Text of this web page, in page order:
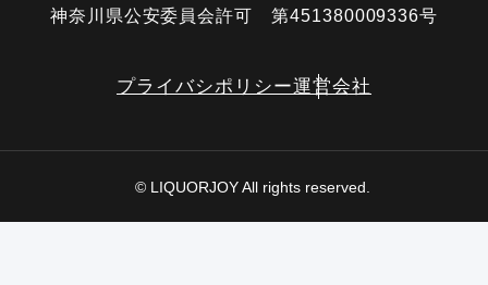
神奈川県公安委員会許可 第451380009336号
プライバシポリシー運営会社
© LIQUORJOY All rights reserved.